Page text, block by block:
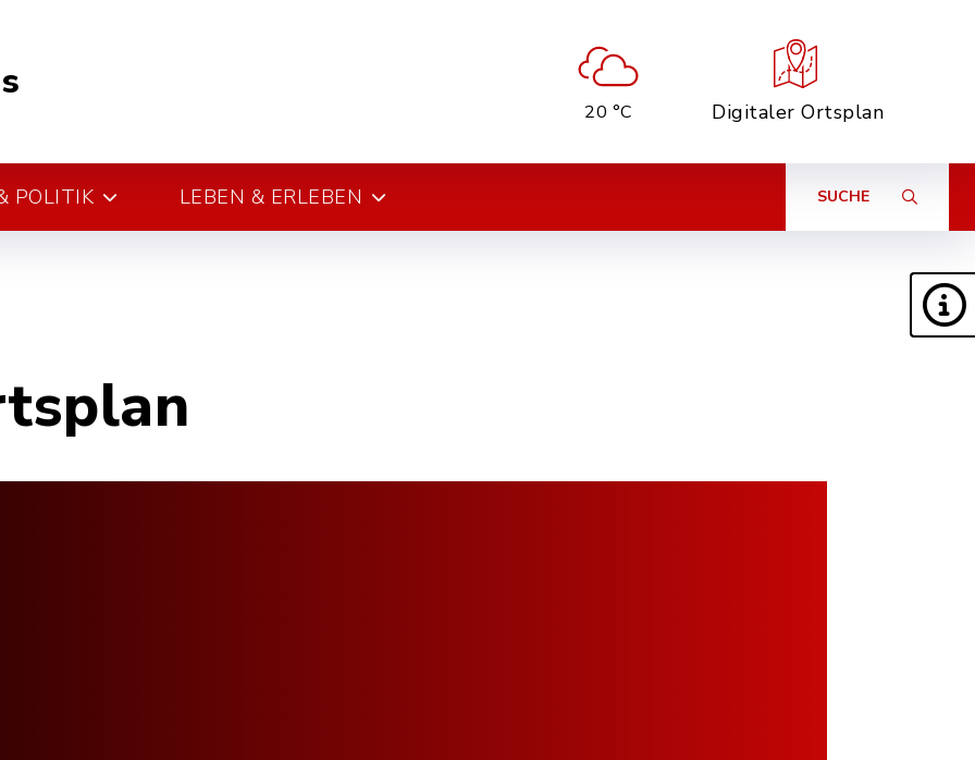
20 °C Digitaler Ortsplan
POLITIK LEBEN & ERLEBEN SUCHE